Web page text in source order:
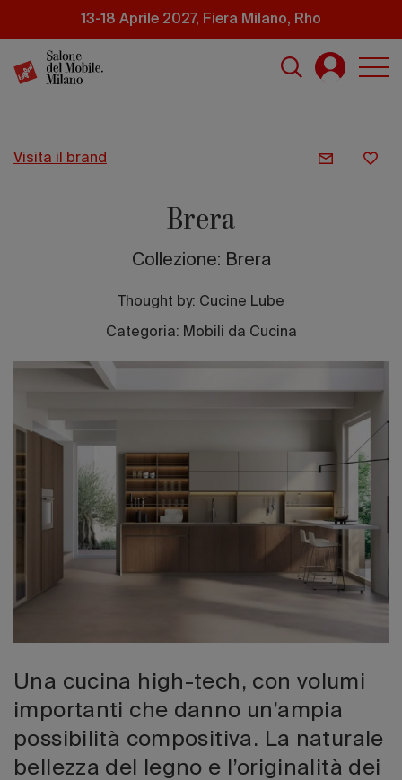
principale
13-18 Aprile 2027, Fiera Milano, Rho
Edizione
visita il brand
Brera
Collezione: Brera
Thought by: Cucine Lube
Categoria: Mobili da Cucina
Una cucina high-tech, con volumi
importanti che danno un’ampia
possibilità compositiva. La naturale
bellezza del legno e l’originalità dei